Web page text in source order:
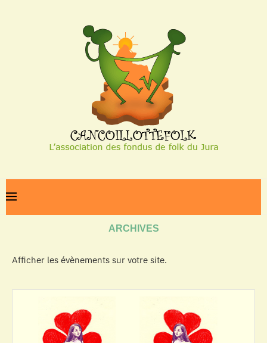
ARCHIVES
Afficher les évènements sur votre site.